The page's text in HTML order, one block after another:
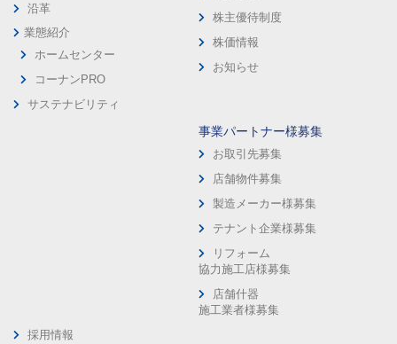
沿革
業態紹介
ホームセンター
コーナンPRO
サステナビリティ
株主優待制度
株価情報
お知らせ
事業パートナー様募集
お取引先募集
店舗物件募集
製造メーカー様募集
テナント企業様募集
リフォーム
協力施工店様募集
店舗什器
施工業者様募集
採用情報